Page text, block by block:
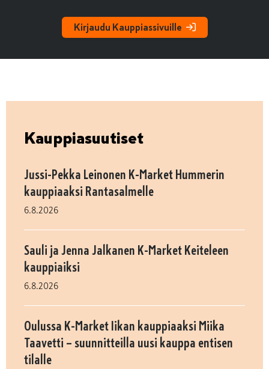
Kirjaudu Kauppiassivuille
Kauppiasuutiset
Jussi-Pekka Leinonen K-Market Hummerin
kauppiaaksi Rantasalmelle
6.8.2026
Sauli ja Jenna Jalkanen K-Market Keiteleen
kauppiaiksi
6.8.2026
Oulussa K-Market Iikan kauppiaaksi Miika
Taavetti – suunnitteilla uusi kauppa entisen
tilalle